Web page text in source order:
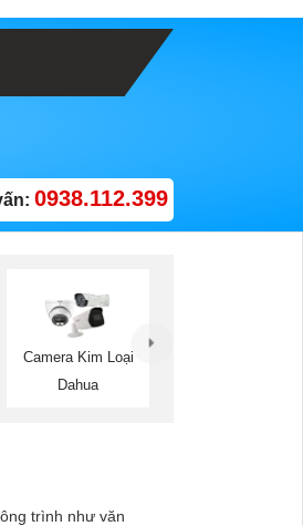
0938.112.399
Camera Kim Loại
Dahua
trình như văn